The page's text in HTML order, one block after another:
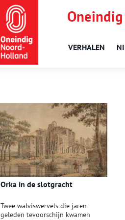
VERHALEN
Orka in de slotgracht
Twee walviswervels die jaren
geleden tevoorschijn kwamen